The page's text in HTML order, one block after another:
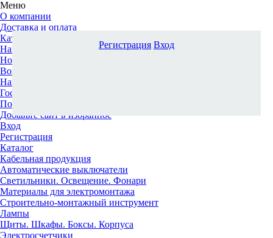
Меню
О компании
Доставка и оплата
Каталог
Наши офисы
Новости и новинки
Вопрос-ответ
Наша команда
Гос. заказчикам
Поставщикам
Добавьте сайт в избранное
Вход
Регистрация
Каталог
Кабельная продукция
Автоматические выключатели
Светильники. Освещение. Фонари
Материалы для электромонтажа
Строительно-монтажный инструмент
Лампы
Щиты. Шкафы. Боксы. Корпуса
Электросчетчики
Регистрация Вход